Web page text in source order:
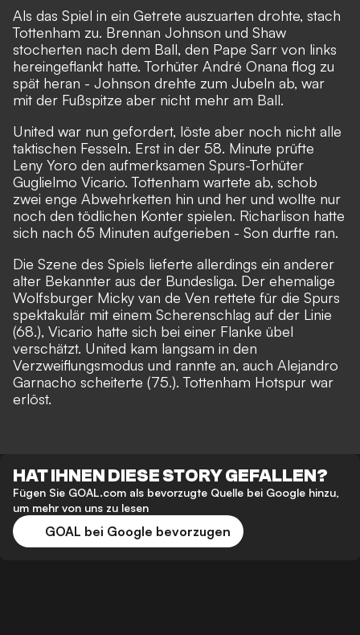
Als das Spiel in ein Getrete auszuarten drohte, stach
Tottenham zu. Brennan Johnson und Shaw
stocherten nach dem Ball, den Pape Sarr von links
hereingeflankt hatte. Torhüter André Onana flog zu
spät heran - Johnson drehte zum Jubeln ab, war
mit der Fußspitze aber nicht mehr am Ball.
United war nun gefordert, löste aber noch nicht alle
taktischen Fesseln. Erst in der 58. Minute prüfte
Leny Yoro den aufmerksamen Spurs-Torhüter
Guglielmo Vicario. Tottenham wartete ab, schob
zwei enge Abwehrketten hin und her und wollte nur
noch den tödlichen Konter spielen. Richarlison hatte
sich nach 65 Minuten aufgerieben - Son durfte ran.
Die Szene des Spiels lieferte allerdings ein anderer
alter Bekannter aus der Bundesliga. Der ehemalige
Wolfsburger Micky van de Ven rettete für die Spurs
spektakulär mit einem Scherenschlag auf der Linie
(68.), Vicario hatte sich bei einer Flanke übel
verschätzt. United kam langsam in den
Verzweiflungsmodus und rannte an, auch Alejandro
Garnacho scheiterte (75.). Tottenham Hotspur war
erlöst.
HAT IHNEN DIESE STORY GEFALLEN?
Fügen Sie GOAL.com als bevorzugte Quelle bei Google hinzu,
um mehr von uns zu lesen
GOAL bei Google bevorzugen